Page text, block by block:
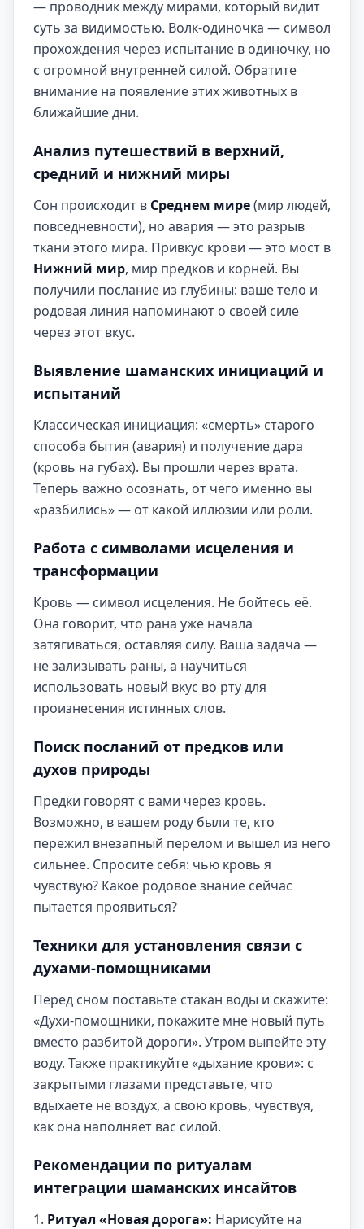
— проводник между мирами, который видит
суть за видимостью. Волк-одиночка — символ
прохождения через испытание в одиночку, но
с огромной внутренней силой. Обратите
внимание на появление этих животных в
ближайшие дни.
Анализ путешествий в верхний,
средний и нижний миры
Сон происходит в Среднем мире(мир людей,
повседневности), но авария — это разрыв
ткани этого мира. Привкус крови — это мост в
Нижний мир, мир предков и корней. Вы
получили послание из глубины: ваше тело и
родовая линия напоминают о своей силе
через этот вкус.
Выявление шаманских инициаций и
испытаний
Классическая инициация: «смерть» старого
способа бытия (авария) и получение дара
(кровь на губах). Вы прошли через врата.
Теперь важно осознать, от чего именно вы
«разбились» — от какой иллюзии или роли.
Работа с символами исцеления и
трансформации
Кровь — символ исцеления. Не бойтесь её.
Она говорит, что рана уже начала
затягиваться, оставляя силу. Ваша задача —
не зализывать раны, а научиться
использовать новый вкус во рту для
произнесения истинных слов.
Поиск посланий от предков или
духов природы
Предки говорят с вами через кровь.
Возможно, в вашем роду были те, кто
пережил внезапный перелом и вышел из него
сильнее. Спросите себя: чью кровь я
чувствую? Какое родовое знание сейчас
пытается проявиться?
Техники для установления связи с
духами-помощниками
Перед сном поставьте стакан воды и скажите:
«Духи-помощники, покажите мне новый путь
вместо разбитой дороги». Утром выпейте эту
воду. Также практикуйте «дыхание крови»: с
закрытыми глазами представьте, что
вдыхаете не воздух, а свою кровь, чувствуя,
как она наполняет вас силой.
Рекомендации по ритуалам
интеграции шаманских инсайтов
1. Ритуал «Новая дорога»: Нарисуйте на